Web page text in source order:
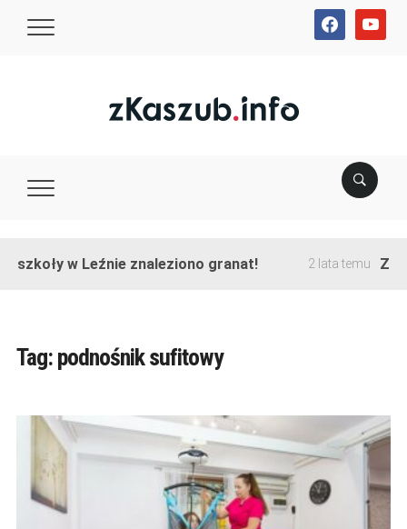
facebookyoutube
szkoły w Leźnie znaleziono granat! 2 lata temu
Tag: podnośnik sufitowy